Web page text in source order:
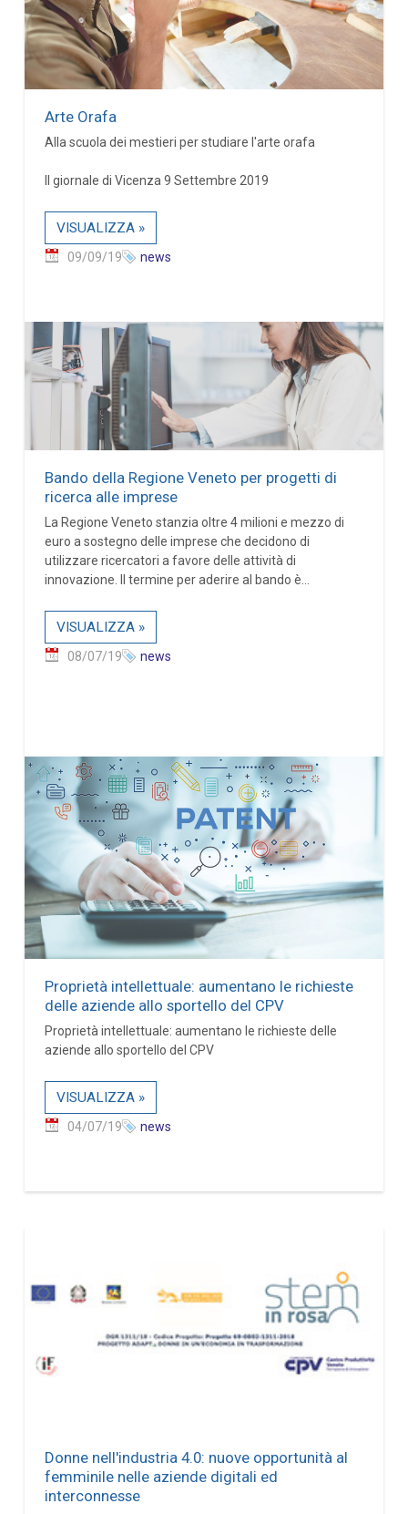
Arte Orafa
Alla scuola dei mestieri per studiare l'arte orafa
Il giornale di Vicenza 9 Settembre 2019
VISUALIZZA »
09/09/19 news
Bando della Regione Veneto per progetti di
ricerca alle imprese
La Regione Veneto stanzia oltre 4 milioni e mezzo di
euro a sostegno delle imprese che decidono di
utilizzare ricercatori a favore delle attività di
innovazione. Il termine per aderire al bando è...
VISUALIZZA »
08/07/19 news
Proprietà intellettuale: aumentano le richieste
delle aziende allo sportello del CPV
Proprietà intellettuale: aumentano le richieste delle
aziende allo sportello del CPV
VISUALIZZA »
04/07/19 news
Donne nell'industria 4.0: nuove opportunità al
femminile nelle aziende digitali ed
interconnesse